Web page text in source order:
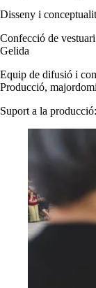
Disseny i
Confecció de
Gelida
Equip de difusió i
Producció,
Suport a la